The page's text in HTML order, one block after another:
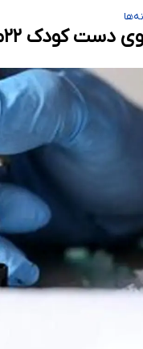
کودک ۲۲ماهه + عکس